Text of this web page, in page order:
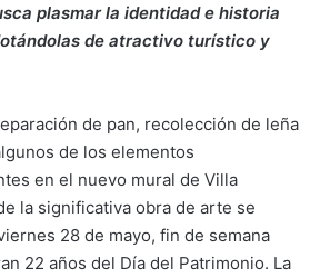
plasmar la identidad e historia
de atractivo turístico y
de pan, recolección de leña
de los elementos
en el nuevo mural de Villa
la significativa obra de arte se
28 de mayo, fin de semana
22 años del Día del Patrimonio. La